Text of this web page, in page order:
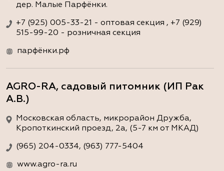
дер. Малые Парфёнки.
+7 (925) 005-33-21 - оптовая секция , +7 (929)
515-99-20 - розничная секция
парфёнки.рф
AGRO-RA, садовый питомник (ИП Рак
А.В.)
Московская область, микрорайон Дружба,
Кропоткинский проезд, 2а, (5-7 км от МКАД)
(965) 204-0334, (963) 777-5404
www.agro-ra.ru